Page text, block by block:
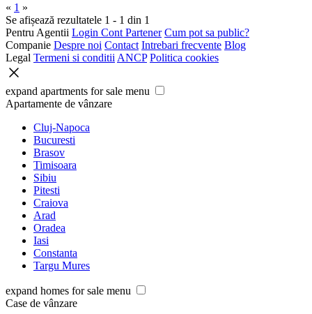
« 1 »
Se afișează rezultatele 1 - 1 din 1
Pentru Agentii Login Cont Partener Cum pot sa public?
Companie Despre noi Contact Intrebari frecvente Blog
Legal Termeni si conditii ANCP Politica cookies
expand apartments for sale menu
Apartamente de vânzare
Cluj-Napoca
Bucuresti
Brasov
Timisoara
Sibiu
Pitesti
Craiova
Arad
Oradea
Iasi
Constanta
Targu Mures
expand homes for sale menu
Case de vânzare